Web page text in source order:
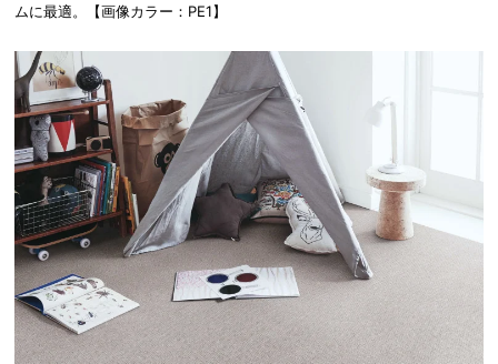
ムに最適。【画像カラー：PE1】